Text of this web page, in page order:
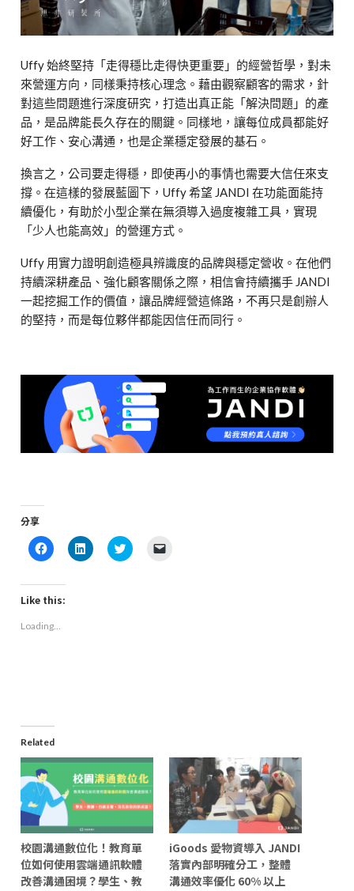
Uffy 始終堅持「走得穩比走得快更重要」的經營哲學，對未
來營運方向，同樣秉持核心理念。藉由觀察顧客的需求，針
對這些問題進行深度研究，打造出真正能「解決問題」的產
品，是品牌能長久存在的關鍵。同樣地，讓每位成員都能好
好工作、安心溝通，也是企業穩定發展的基石。
換言之，公司要走得穩，即使再小的事情也需要大信任來支
撐。在這樣的發展藍圖下，Uffy 希望 JANDI 在功能面能持
續優化，有助於小型企業在無須導入過度複雜工具，實現
「少人也能高效」的營運方式。
Uffy 用實力證明創造極具辨識度的品牌與穩定營收。在他們
持續深耕產品、強化顧客關係之際，相信會持續攜手 JANDI
一起挖掘工作的價值，讓品牌經營這條路，不再只是創辦人
的堅持，而是每位夥伴都能因信任而同行。
分享
Click
to
Facebook
(Opens
in
window)
Click
to
Click
to
Like this:
Loading...
Related
校園溝通數位化！教育單
位如何使用雲端通訊軟體
改善溝通困境？學生、教
iGoods 愛物資導入 JANDI
落實內部明確分工，整體
溝通效率優化 60% 以上